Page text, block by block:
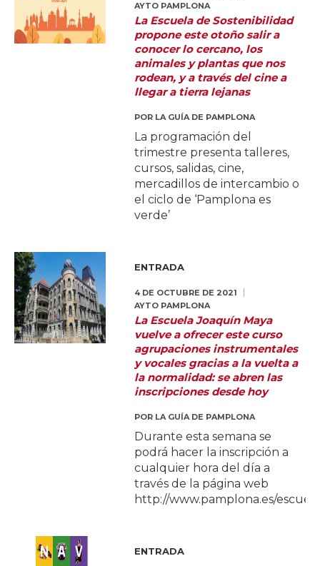
AYTO PAMPLONA
La Escuela de Sostenibilidad
propone este otoño salir a
conocer lo cercano, los
animales y plantas que nos
rodean, y a través del cine a
llegar a tierra lejanas
POR LA GUÍA DE PAMPLONA
La programación del
trimestre presenta talleres,
cursos, salidas, cine,
mercadillos de intercambio o
el ciclo de ‘Pamplona es
verde’
ENTRADA
4 DE OCTUBRE DE 2021
AYTO PAMPLONA
La Escuela Joaquín Maya
vuelve a ofrecer este curso
agrupaciones instrumentales
y vocales gracias a la vuelta a
la normalidad: se abren las
inscripciones desde hoy
POR LA GUÍA DE PAMPLONA
Durante esta semana se
podrá hacer la inscripción a
cualquier hora del día a
través de la página web
http://www.pamplona.es/
ENTRADA